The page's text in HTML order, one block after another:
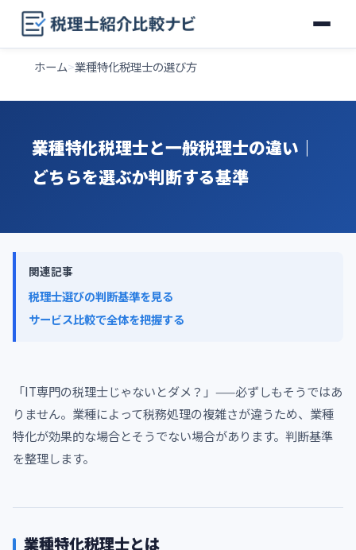
ホーム 業種特化税理士の選び方
業種特化税理士と一般税理士の違い｜
どちらを選ぶか判断する基準
関連記事
税理士選びの判断基準を見る
サービス比較で全体を把握する
「IT専門の税理士じゃないとダメ？」——必ずしもそうではあ
りません。業種によって税務処理の複雑さが違うため、業種
特化が効果的な場合とそうでない場合があります。判断基準
を整理します。
業種特化税理士とは